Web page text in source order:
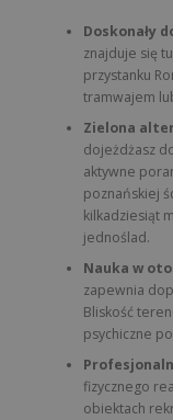
Doskonały
znajduje się
przystanku
tramwajem
Zielona
dojeżdżasz
aktywne
poznańskiej
kilkadziesiąt
jednoślad.
Nauka w
zapewnia
Bliskość
psychiczne
fizycznego
obiektach